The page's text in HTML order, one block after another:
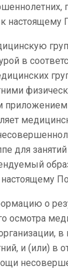
настоящему
в
приложением
для
о
осмотра
в
и (или) в